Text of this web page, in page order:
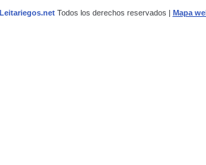
Leitariegos.netTodos los derechos reservados | Mapa